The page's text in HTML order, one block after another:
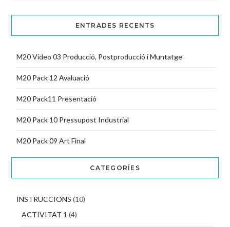
ENTRADES RECENTS
M20 Vídeo 03 Producció, Postproducció i Muntatge
M20 Pack 12 Avaluació
M20 Pack11 Presentació
M20 Pack 10 Pressupost Industrial
M20 Pack 09 Art Final
CATEGORÍES
INSTRUCCIONS (10)
ACTIVITAT 1 (4)